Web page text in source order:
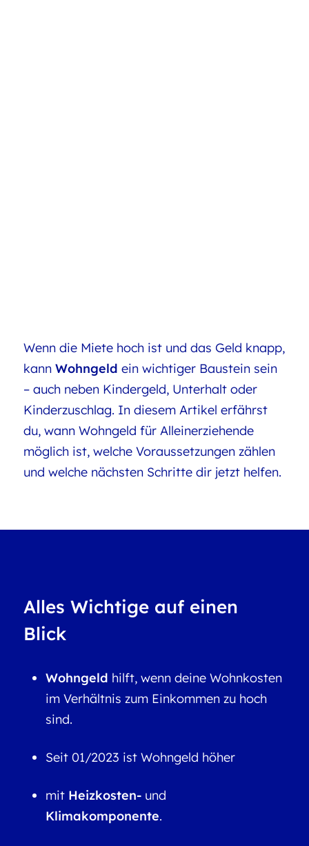
Wenn die Miete hoch ist und das Geld knapp,
kann Wohngeld ein wichtiger Baustein sein
– auch neben Kindergeld, Unterhalt oder
Kinderzuschlag. In diesem Artikel erfährst
du, wann Wohngeld für Alleinerziehende
möglich ist, welche Voraussetzungen zählen
und welche nächsten Schritte dir jetzt helfen.
Alles Wichtige auf einen
Blick
Wohngeld hilft, wenn deine Wohnkosten
im Verhältnis zum Einkommen zu hoch
sind.
Seit 01/2023 ist Wohngeld höher
mit Heizkosten-und
Klimakomponente.